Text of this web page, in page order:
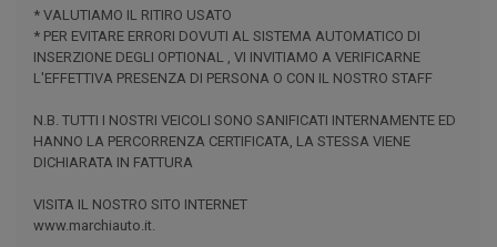
* VALUTIAMO IL RITIRO USATO
* PER EVITARE ERRORI DOVUTI AL SISTEMA AUTOMATICO DI
INSERZIONE DEGLI OPTIONAL , VI INVITIAMO A VERIFICARNE
L'EFFETTIVA PRESENZA DI PERSONA O CON IL NOSTRO STAFF
N.B. TUTTI I NOSTRI VEICOLI SONO SANIFICATI INTERNAMENTE ED
HANNO LA PERCORRENZA CERTIFICATA, LA STESSA VIENE
DICHIARATA IN FATTURA
VISITA IL NOSTRO SITO INTERNET
www.marchiauto.it.